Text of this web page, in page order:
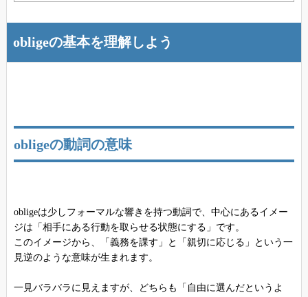
obligeの基本を理解しよう
obligeの動詞の意味
obligeは少しフォーマルな響きを持つ動詞で、中心にあるイメー
ジは「相手にある行動を取らせる状態にする」です。
このイメージから、「義務を課す」と「親切に応じる」という一
見逆のような意味が生まれます。
一見バラバラに見えますが、どちらも「自由に選んだというよ